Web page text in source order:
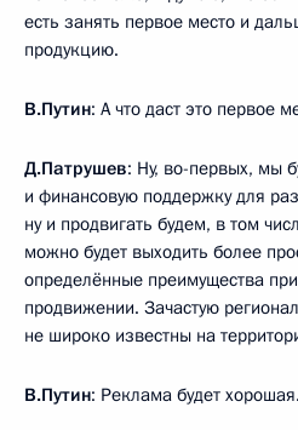
есть занять первое место и
продукцию.
В.Путин: А что даст это первое
Д.Патрушев: Ну, во-первых, мы
и финансовую поддержку для
ну и продвигать будем, в том
можно будет выходить более
определённые преимущества
продвижении. Зачастую
не широко известны на
В.Путин: Реклама будет хорошая.